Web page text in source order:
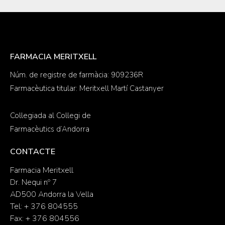
FARMACIA MERITXELL
Núm. de registre de farmàcia: 909236R
Farmacèutica titular: Meritxell Martí Castanyer
Col·legiada al Col·legi de
Farmacèutics d’Andorra
CONTACTE
Farmacia Meritxell
Dr. Nequi nº 7
AD500 Andorra la Vella
Tel: + 376 804555
Fax: + 376 804556